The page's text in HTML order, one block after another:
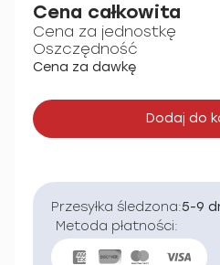
Cena całkowita
Cena za jednostkę
Oszczędność
Cena za dawkę
Dodaj do
Przesyłka śledzona:5-9
Metoda płatności: